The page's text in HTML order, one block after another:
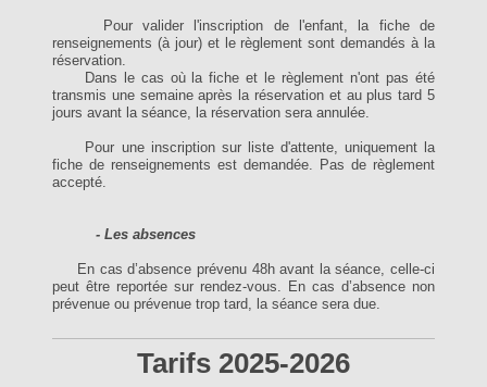
Pour valider l'inscription de l'enfant, la fiche de
renseignements (à jour) et le règlement sont demandés à la
réservation.
Dans le cas où la fiche et le règlement n'ont pas été
transmis une semaine après la réservation et au plus tard 5
jours avant la séance, la réservation sera annulée.
Pour une inscription sur liste d'attente, uniquement la
fiche de renseignements est demandée. Pas de règlement
accepté.
- Les absences
En cas d’absence prévenu 48h avant la séance, celle-ci
peut être reportée sur rendez-vous. En cas d’absence non
prévenue ou prévenue trop tard, la séance sera due.
Tarifs 2025-2026